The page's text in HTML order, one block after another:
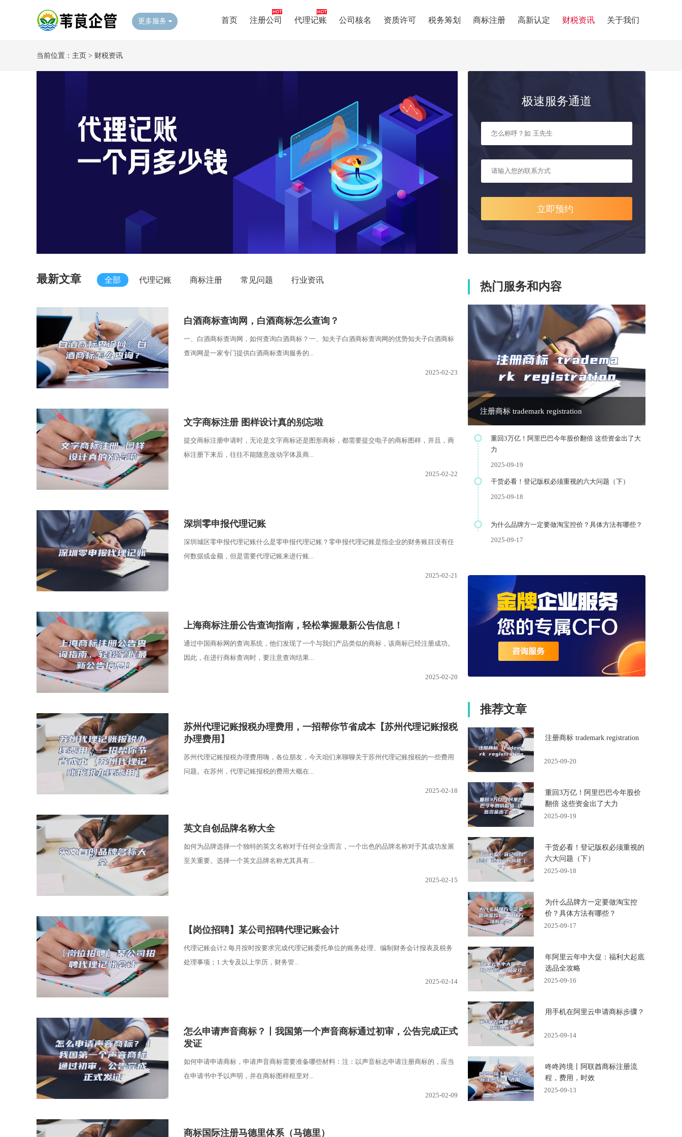
更多服务 首页 注册公司 代理记账 公司核名 资质许可 税务筹划 商标注册 高新认定 财税资讯 关于我们
当前位置： 主页 > 财税资讯
极速服务通道
最新文章 全部 代理记账 商标注册 常见问题 行业资讯
​白酒商标查询网，白酒商标怎么查询？
一、白酒商标查询网，如何查询白酒商标？一、知夫子白酒商标查询网的优势知夫子白酒商标
查询网是一家专门提供白酒商标查询服务的...
2025-02-23
​文字商标注册 图样设计真的别忘啦
提交商标注册申请时，无论是文字商标还是图形商标，都需要提交电子的商标图样，并且，商
标注册下来后，往往不能随意改动字体及商...
2025-02-22
​深圳零申报代理记账
深圳城区零申报代理记账什么是零申报代理记账？零申报代理记账是指企业的财务账目没有任
何数据或金额，但是需要代理记账来进行账...
2025-02-21
​上海商标注册公告查询指南，轻松掌握最新公告信息！
通过中国商标网的查询系统，他们发现了一个与我们产品类似的商标，该商标已经注册成功。
因此，在进行商标查询时，要注意查询结果...
2025-02-20
​苏州代理记账报税办理费用，一招帮你节省成本【苏州代理记账报税
办理费用】
苏州代理记账报税办理费用嗨，各位朋友，今天咱们来聊聊关于苏州代理记账报税的一些费用
问题。在苏州，代理记账报税的费用大概在...
2025-02-18
​英文自创品牌名称大全
如何为品牌选择一个独特的英文名称对于任何企业而言，一个出色的品牌名称对于其成功发展
至关重要。选择一个英文品牌名称尤其具有...
2025-02-15
​【岗位招聘】某公司招聘代理记账会计
代理记账会计2.每月按时按要求完成代理记账委托单位的账务处理、编制财务会计报表及税务
处理事项；1.大专及以上学历，财务管...
2025-02-14
​怎么申请声音商标？丨我国第一个声音商标通过初审，公告完成正式
发证
如何申请申请商标，申请声音商标需要准备哪些材料：注：以声音标志申请注册商标的，应当
在申请书中予以声明，并在商标图样框里对...
2025-02-09
​商标国际注册马德里体系（马德里）
热门服务和内容
注册商标 trademark registration
重回3万亿！阿里巴巴今年股价翻倍 这些资金出了大
力
2025-09-19
干货必看！登记版权必须重视的六大问题（下）
2025-09-18
为什么品牌方一定要做淘宝控价？具体方法有哪些？
2025-09-17
推荐文章
注册商标 trademark registration
2025-09-20
重回3万亿！阿里巴巴今年股价
翻倍 这些资金出了大力
2025-09-19
干货必看！登记版权必须重视的
六大问题（下）
2025-09-18
为什么品牌方一定要做淘宝控
价？具体方法有哪些？
2025-09-17
年阿里云年中大促：福利大起底
选品全攻略
2025-09-16
用手机在阿里云申请商标步骤？
2025-09-14
咚咚跨境丨阿联酋商标注册流
程，费用，时效
2025-09-13